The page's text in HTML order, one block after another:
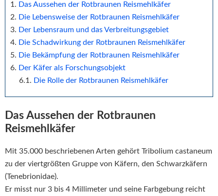
Das Aussehen der Rotbraunen Reismehlkäfer
Die Lebensweise der Rotbraunen Reismehlkäfer
Der Lebensraum und das Verbreitungsgebiet
Die Schadwirkung der Rotbraunen Reismehlkäfer
Die Bekämpfung der Rotbraunen Reismehlkäfer
Der Käfer als Forschungsobjekt
Die Rolle der Rotbraunen Reismehlkäfer
Das Aussehen der Rotbraunen
Reismehlkäfer
Mit 35.000 beschriebenen Arten gehört Tribolium castaneum
zu der viertgrößten Gruppe von Käfern, den Schwarzkäfern
(Tenebrionidae).
Er misst nur 3 bis 4 Millimeter und seine Farbgebung reicht